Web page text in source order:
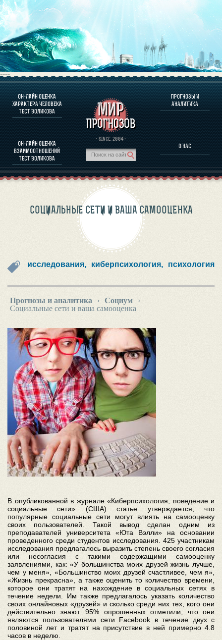
----
ОН-ЛАЙН ОЦЕНКА
ХАРАКТЕРА ЧЕЛОВЕКА
ТЕСТ ВОЛИКОВА
ОН-ЛАЙН ОЦЕНКА
ВЗАИМООТНОШЕНИЙ
ТЕСТ ВОЛИКОВА
· SINCE. 2004 ·
ПРОГНОЗЫ И
АНАЛИТИКА
О НАС
О ПРОГРАММЕ
ОЦЕНКА ХАРАКТЕРA ЧЕЛОВЕКА
ОЦЕНКА ХАРАКТЕРА ВЫДАЮЩИХСЯ ЛИЧНОСТЕЙ
О ПРОГРАММЕ
ПРОГНОЗЫ И АНАЛИТИКА
СОЦИАЛЬНЫЕ СЕТИ И ВАША САМООЦЕНКА
исследования, киберпсихология, психология
Прогнозы и аналитика › Социум
›
Социальные сети и ваша самооценка
В опубликованной в журнале «Киберпсихология, поведение и
социальные сети» (США) статье утверждается, что
популярные социальные сети могут влиять на самооценку
своих пользователей. Такой вывод сделан одним из
преподавателей университета «Юта Вэлли» на основании
проведенного среди студентов исследования. 425 участникам
исследования предлагалось выразить степень своего согласия
или несогласия с такими содержащими самооценку
заявлениями, как: «У большинства моих друзей жизнь лучше,
чем у меня», «Большинство моих друзей счастливее, чем я»,
«Жизнь прекрасна», а также оценить то количество времени,
которое они тратят на нахождение в социальных сетях в
течение недели. Им также предлагалось указать количество
своих онлайновых «друзей» и сколько среди них тех, кого они
действительно знают. 95% опрошенных отметили, что они
являются пользователями сети Facebook в течение двух с
половиной лет и тратят на присутствие в ней примерно 4.8
часов в неделю.